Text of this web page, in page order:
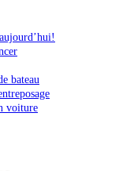
bateau
voiture